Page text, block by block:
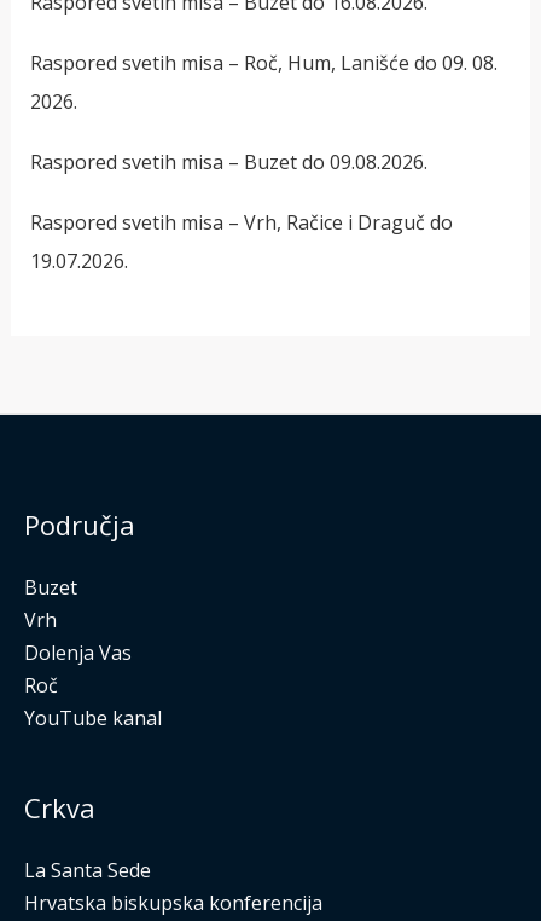
Raspored svetih misa – Roč, Hum, Lanišće do 09. 08.
2026.
Raspored svetih misa – Buzet do 09.08.2026.
Raspored svetih misa – Vrh, Račice i Draguč do
19.07.2026.
Područja
Buzet
Vrh
Dolenja Vas
Roč
YouTube kanal
Crkva
La Santa Sede
Hrvatska biskupska konferencija